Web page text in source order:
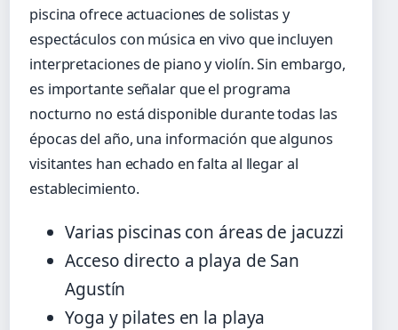
piscina ofrece actuaciones de solistas y
espectáculos con música en vivo que incluyen
interpretaciones de piano y violín. Sin embargo,
es importante señalar que el programa
nocturno no está disponible durante todas las
épocas del año, una información que algunos
visitantes han echado en falta al llegar al
establecimiento.
Varias piscinas con áreas de jacuzzi
Acceso directo a playa de San
Agustín
Yoga y pilates en la playa